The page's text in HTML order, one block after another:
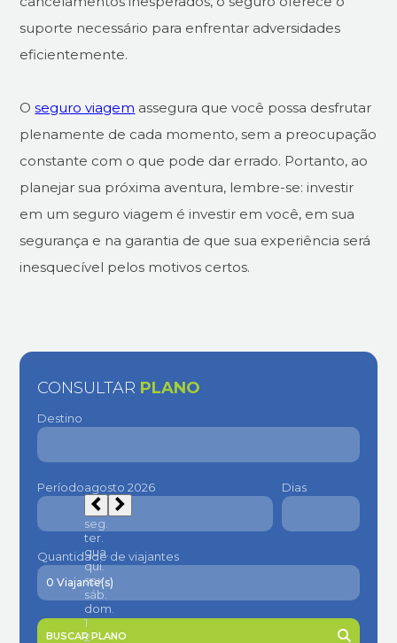
suporte necessário para enfrentar adversidades
eficientemente.
Oseguro viagem assegura que você possa desfrutar
plenamente de cada momento, sem a preocupação
constante com o que pode dar errado. Portanto, ao
planejar sua próxima aventura, lembre-se: investir
em um seguro viagem é investir em você, em sua
segurança e na garantia de que sua experiência será
inesquecível pelos motivos certos.
CONSULTAR PLANO
Destino
Período Dias
Quantidade de viajantes
BUSCAR PLANO